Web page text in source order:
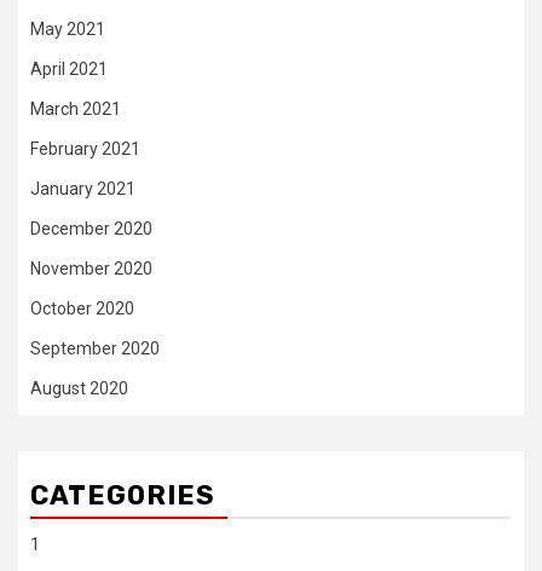
May 2021
April 2021
March 2021
February 2021
January 2021
December 2020
November 2020
October 2020
September 2020
August 2020
CATEGORIES
1